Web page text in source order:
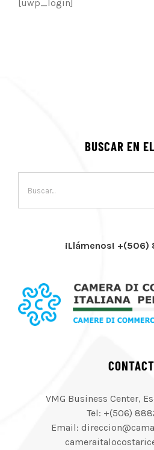
[uwp_login]
BUSCAR EN
¡Llámenos!
VMG Business Center,
Tel: +(506)
Email: